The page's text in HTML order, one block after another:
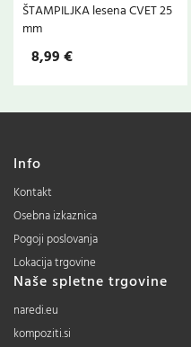
ŠTAMPILJKA lesena CVET 25
mm
8,99 €
Info
Kontakt
Osebna izkaznica
Pogoji poslovanja
Lokacija trgovine
Naše spletne trgovine
naredi.eu
kompoziti.si